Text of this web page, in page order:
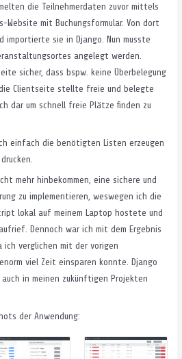
die Teilnehmerdaten zuvor mittels
Website mit Buchungsformular. Von dort
sie in Django. Nun musste
angelegt werden.
sicher, dass bspw. keine Überbelegung
Clientseite stellte freie und belegte
dar um schnell freie Plätze finden zu
einfach die benötigten Listen erzeugen
mehr hinbekommen, eine sichere und
zu implementieren, weswegen ich die
lokal auf meinem Laptop hostete und
Dennoch war ich mit dem Ergebnis
ich verglichen mit der vorigen
viel Zeit einsparen konnte. Django
in meinen zukünftigen Projekten
der Anwendung: